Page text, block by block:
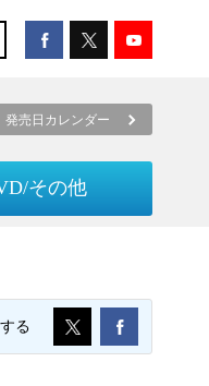
発売日カレンダー
その他
る